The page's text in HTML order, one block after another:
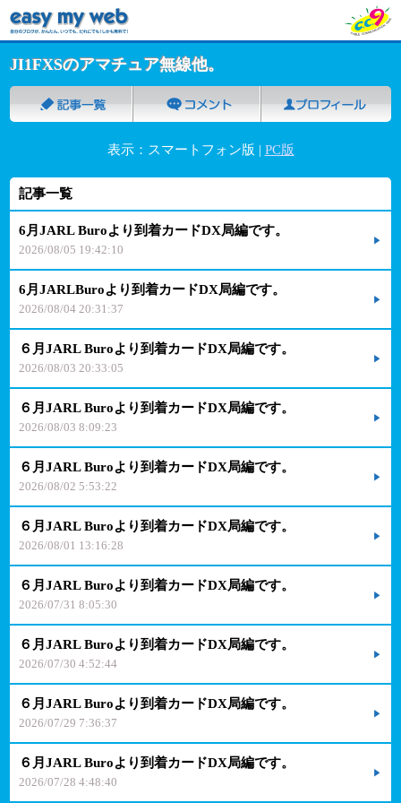
JI1FXSのアマチュア無線他。
表示：スマートフォン版 | PC版
記事一覧
6月JARL Buroより到着カードDX局編です。
2026/08/05 19:42:10
6月JARLBuroより到着カードDX局編です。
2026/08/04 20:31:37
６月JARL Buroより到着カードDX局編です。
2026/08/03 20:33:05
６月JARL Buroより到着カードDX局編です。
2026/08/03 8:09:23
６月JARL Buroより到着カードDX局編です。
2026/08/02 5:53:22
６月JARL Buroより到着カードDX局編です。
2026/08/01 13:16:28
６月JARL Buroより到着カードDX局編です。
2026/07/31 8:05:30
６月JARL Buroより到着カードDX局編です。
2026/07/30 4:52:44
６月JARL Buroより到着カードDX局編です。
2026/07/29 7:36:37
６月JARL Buroより到着カードDX局編です。
2026/07/28 4:48:40